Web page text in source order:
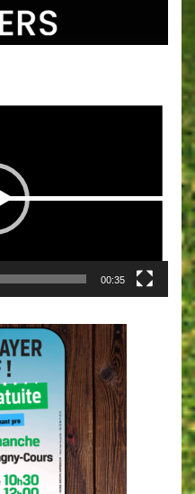
00:35